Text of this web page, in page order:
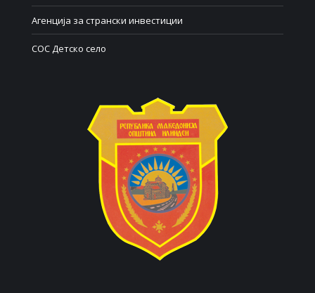
Агенција за странски инвестиции
СОС Детско село